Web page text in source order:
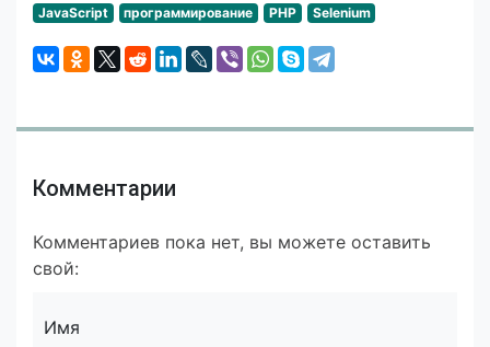
JavaScript программирование PHP Selenium
Комментарии
Комментариев пока нет, вы можете оставить
свой:
Имя